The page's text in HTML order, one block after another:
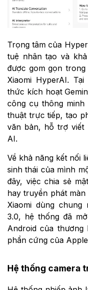
Trọng tâm của
tuệ nhân tạo và
được gom gọn
Xiaomi HyperAI.
thức kích hoạt
công cụ thông
thuật trực tiếp, tạo
văn bản, hỗ trợ viết
AI.
Về khả năng kết nối
sinh thái của mình
đây, việc chia sẻ
hay truyền phát
Xiaomi dùng
3.0, hệ thống đã
Android của
phần cứng của
Hệ thống camera